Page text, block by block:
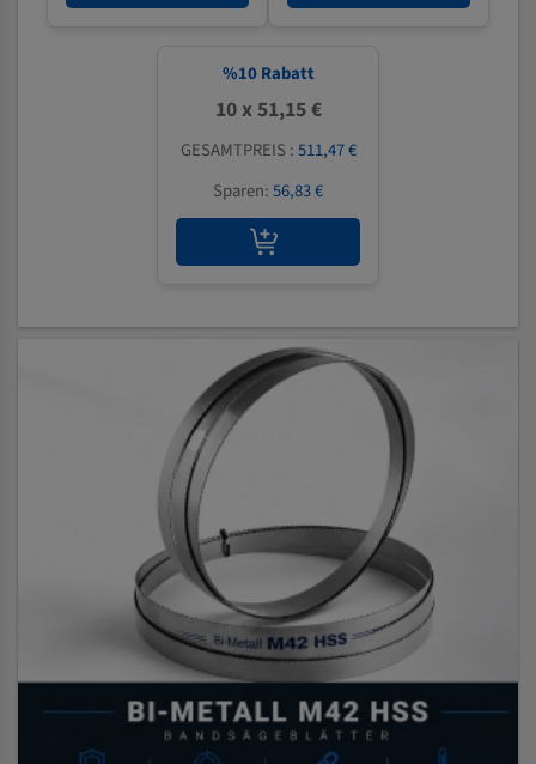
%10 Rabatt
10 x 51,15 €
GESAMTPREIS :511,47 €
Sparen:56,83 €